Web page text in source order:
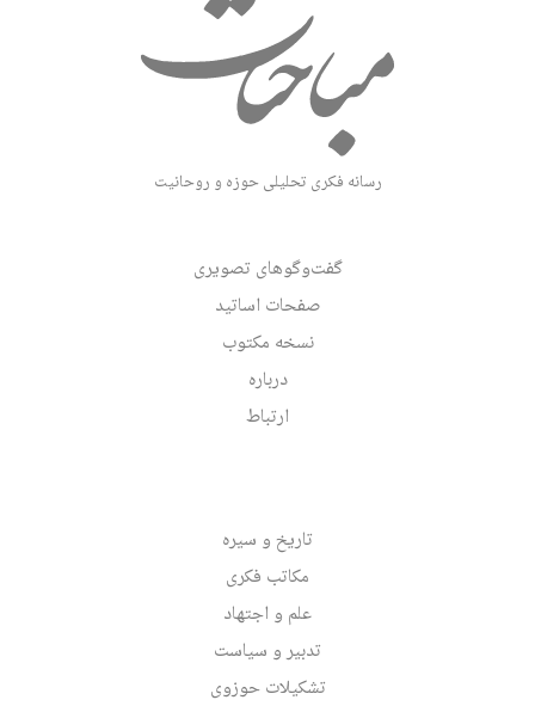
رسانه فکری تحلیلی حوزه و روحانیت
گفت‌وگوهای تصویری
صفحات اساتید
نسخه مکتوب
درباره
ارتباط
تاریخ و سیره
مکاتب فکری
علم و اجتهاد
تدبیر و سیاست
تشکیلات حوزوی